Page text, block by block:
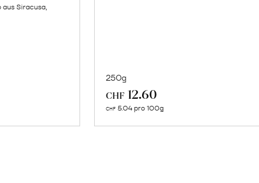
aus Siracusa,
250g
CHF 12.60
CHF 5.04 pro 100g